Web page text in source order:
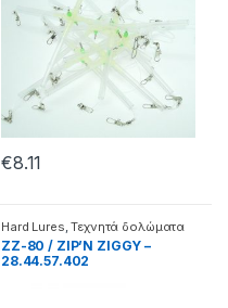
€8.11
Hard Lures ,Τεχνητά δολώματα
ZZ-80 / ZIP’N ZIGGY –
28.44.57.402